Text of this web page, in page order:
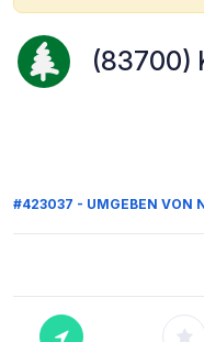
(83700)
#423037 - UMGEBEN VON